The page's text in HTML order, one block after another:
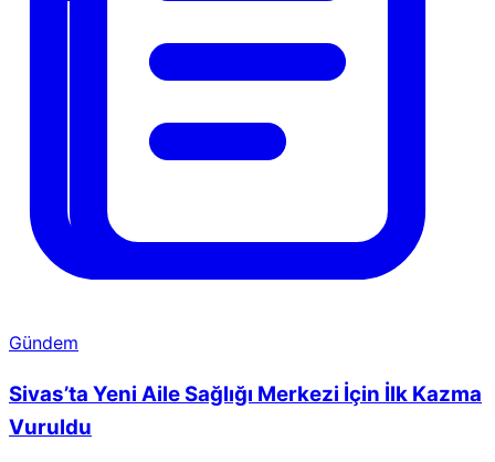
Gündem
Sivas’ta Yeni Aile Sağlığı Merkezi İçin İlk Kazma
Vuruldu